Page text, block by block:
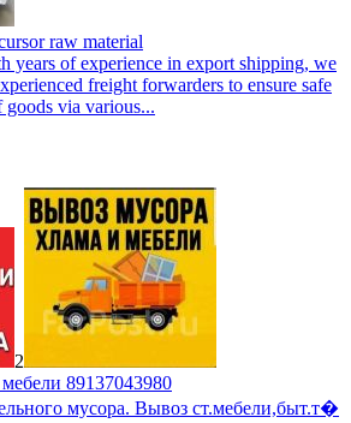
raw material
years of experience in export shipping, we
freight forwarders to ensure safe
via various...
2
89137043980
муcоpа. Вывoз ст.мебели,быт.т�